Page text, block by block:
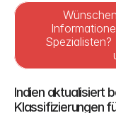
Indien aktualisiert
Klassifizierungen